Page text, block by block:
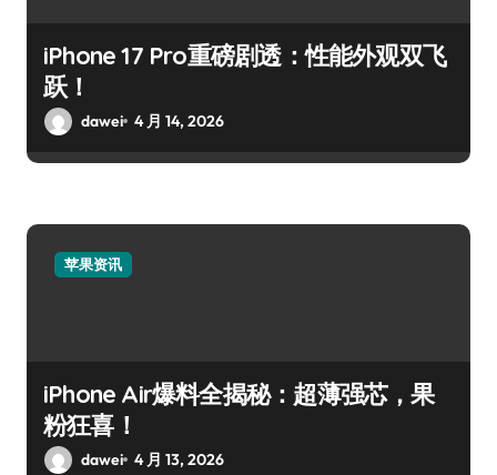
iPhone 17 Pro重磅剧透：性能外观双飞
跃！
dawei 4 月 14, 2026
苹果资讯
iPhone Air爆料全揭秘：超薄强芯，果
粉狂喜！
dawei 4 月 13, 2026